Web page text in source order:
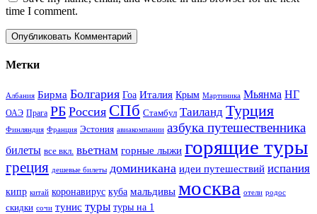
time I comment.
Метки
Албания Бирма Болгария Гоа Италия Крым Мартиника Мьянма НГ
ОАЭ Прага РБ Россия СПб Стамбул Таиланд Турция
Финляндия Франция Эстония авиакомпании азбука путешественника
билеты все вкл. вьетнам горные лыжи горящие туры
греция дешевые билеты доминикана идеи путешествий испания
кипр китай коронавирус куба мальдивы москва отели родос
скидки сочи тунис туры туры на 1